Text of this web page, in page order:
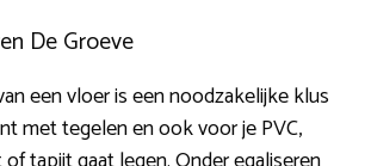
De Groeve
een vloer is een noodzakelijke klus
met tegelen en ook voor je PVC,